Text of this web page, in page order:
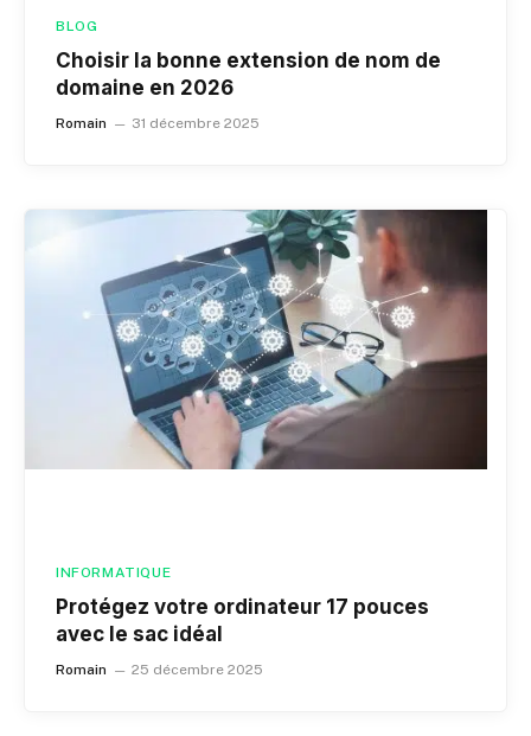
BLOG
Choisir la bonne extension de nom de
domaine en 2026
Romain 31 décembre 2025
INFORMATIQUE
Protégez votre ordinateur 17 pouces
avec le sac idéal
Romain 25 décembre 2025